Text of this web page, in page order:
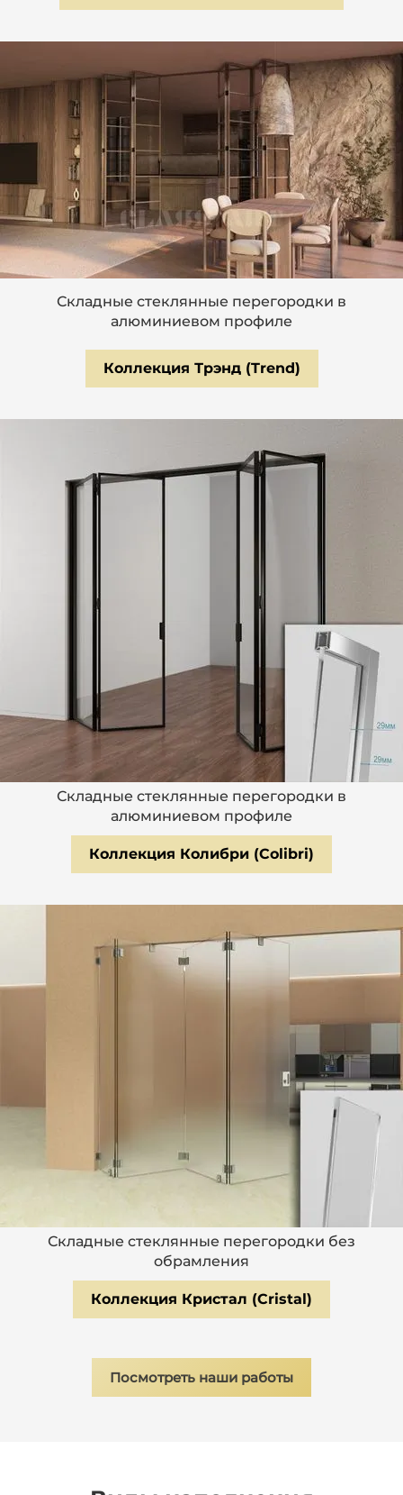
Складные стеклянные перегородки в
алюминиевом профиле
Коллекция Трэнд (Trend)
Складные стеклянные перегородки в
алюминиевом профиле
Коллекция Колибри (Colibri)
Складные стеклянные перегородки без
обрамления
Коллекция Кристал (Сristal)
Посмотреть наши работы